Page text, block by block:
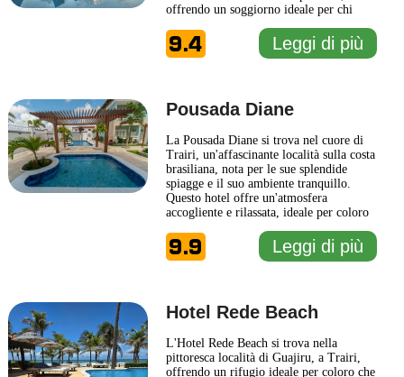
offrendo un soggiorno ideale per chi
quotidiano. La posizione privilegiata
consente agli ospiti di godere di
9.4 Leggi di più
Pousada Diane
La Pousada Diane si trova nel cuore di
Trairi, un'affascinante località sulla costa
brasiliana, nota per le sue splendide
spiagge e il suo ambiente tranquillo.
Questo hotel offre un'atmosfera
accogliente e rilassata, ideale per coloro
quotidiana. Gli spazi interni sono
progettati per creare un soggiorno
9.9 Leggi di più
Hotel Rede Beach
L'Hotel Rede Beach si trova nella
pittoresca località di Guajiru, a Trairi,
offrendo un rifugio ideale per coloro che